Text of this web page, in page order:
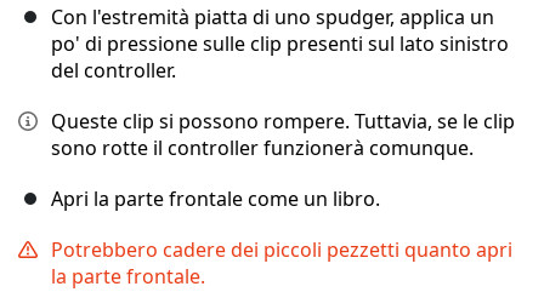
Con l'estremità piatta di uno spudger, applica un
po' di pressione sulle clip presenti sul lato sinistro
del controller.
Queste clip si possono rompere. Tuttavia, se le clip
sono rotte il controller funzionerà comunque.
Apri la parte frontale come un libro.
Potrebbero cadere dei piccoli pezzetti quanto apri
la parte frontale.